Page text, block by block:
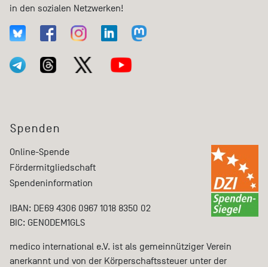
in den sozialen Netzwerken!
Spenden
Online-Spende
Fördermitgliedschaft
Spendeninformation
IBAN: DE69 4306 0967 1018 8350 02
BIC: GENODEM1GLS
medico international e.V. ist als gemeinnütziger Verein
anerkannt und von der Körperschaftssteuer unter der